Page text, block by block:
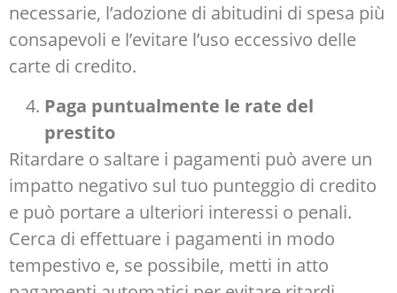
necessarie, l’adozione di abitudini di spesa più
consapevoli e l’evitare l’uso eccessivo delle
carte di credito.
Paga puntualmente le rate del
prestito
Ritardare o saltare i pagamenti può avere un
impatto negativo sul tuo punteggio di credito
e può portare a ulteriori interessi o penali.
Cerca di effettuare i pagamenti in modo
tempestivo e, se possibile, metti in atto